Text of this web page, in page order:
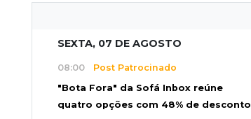
SEXTA, 07 DE AGOSTO
08:00 Post Patrocinado
"Bota Fora" da Sofá Inbox reúne
quatro opções com 48% de desconto